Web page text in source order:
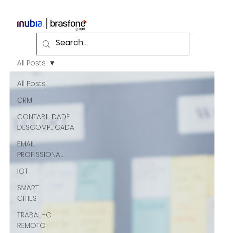
All Posts
CRM
CONTABILIDADE
DESCOMPLICADA
EMAIL
PROFISSIONAL
IOT
SMART
CITIES
TRABALHO
REMOTO
All Posts